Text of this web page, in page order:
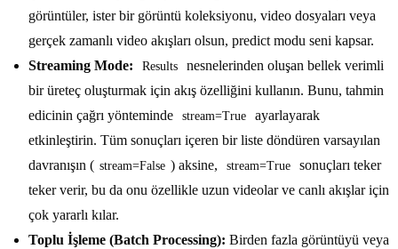
görüntüler, ister bir görüntü koleksiyonu, video dosyaları veya
gerçek zamanlı video akışları olsun, predict modu seni kapsar.
Streaming Mode:
Results
nesnelerinden oluşan bellek verimli
bir üreteç oluşturmak için akış özelliğini kullanın. Bunu, tahmin
edicinin çağrı yönteminde
stream=True
ayarlayarak
etkinleştirin. Tüm sonuçları içeren bir liste döndüren varsayılan
davranışın ( stream=False ) aksine, stream=True
sonuçları teker
teker verir, bu da onu özellikle uzun videolar ve canlı akışlar için
çok yararlı kılar.
Toplu İşleme (Batch Processing): Birden fazla görüntüyü veya